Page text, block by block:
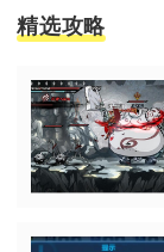
精选攻略